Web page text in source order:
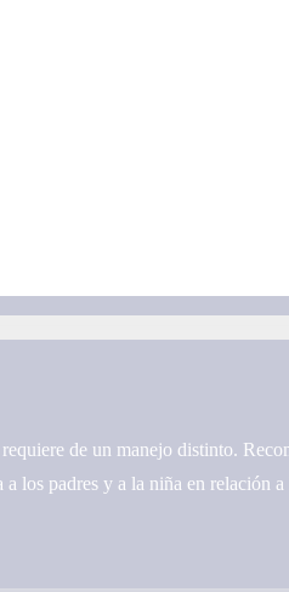
de un manejo distinto.
los padres y a la niña en relación